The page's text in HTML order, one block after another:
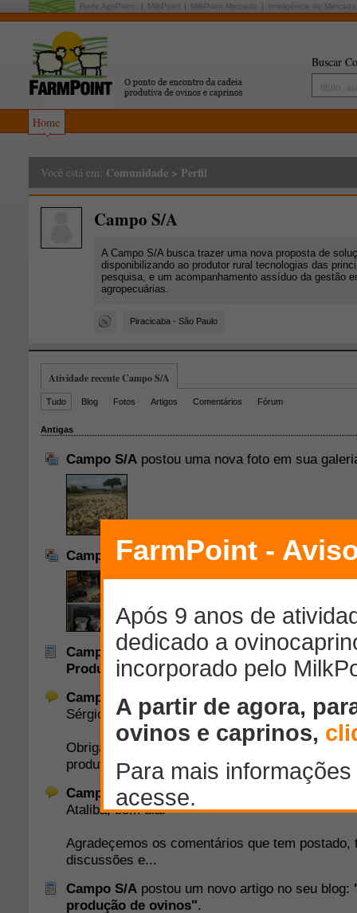
Rede AgriPoint: MilkPoint MilkPoint Mercado Inteligência de Mercado
Buscar
Home
Você está em: Comunidade > Perfil
Campo S/A
A Campo S/A busca trazer uma nova proposta de
disponibilizando ao produtor rural tecnologias das
pesquisa, e um acompanhamento assíduo da gestão
agropecuárias.
Piracicaba - São Paulo